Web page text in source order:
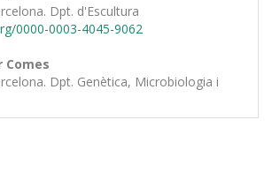
Dpt. d'Escultura
0000-0003-4045-9062
Comes
Dpt. Genètica, Microbiologia i